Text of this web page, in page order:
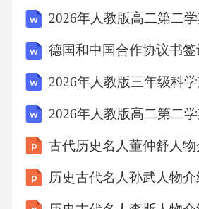
集的初步创意方向、剧情要求
考案例，乙方应据此制定拍摄
审核。
(2)**剧本审核权**：甲方对乙
本拥有最终审核权，包括内容
情逻辑、人物性格统一性及价
德国和中国合作协议书签
古代历史名人董仲舒人
历史古代名人孙武人物